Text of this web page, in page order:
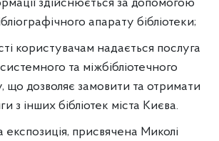
здійснюється за допомогою
апарату бібліотеки;
користувачам надається послуга
та міжбібліотечного
що дозволяє замовити та отримати
з інших бібліотек міста Києва.
експозиція, присвячена Миколі